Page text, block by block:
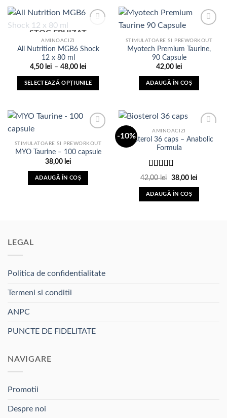
Adauga
STOC EPUIZAT
AMINOACIZI
All Nutrition MGB6 Shock
12 x 80 ml
4,50 lei – 48,00 leiInterval
prețuri:
4,50 lei
SELECTEAZĂ OPȚIUNILE
are
variații.
Opțiunile
pot
fi
Adauga
STIMULATOARE SI PREWORKOUT
Myotech Premium Taurine,
90 Capsule
42,00 lei
ADAUGĂ ÎN COȘ
Adauga
STIMULATOARE SI PREWORKOUT
MYO Taurine – 100 capsule
38,00 lei
ADAUGĂ ÎN COȘ
-10%
dorinte
AMINOACIZI
Biosterol 36 caps – Anabolic
Formula
Evaluat
la
din 5
42,00lei
Prețul
a
fost:
42,00 lei.
38,00 leiPrețul
ADAUGĂ ÎN COȘ
LEGAL
Politica de confidentialitate
Termeni si conditii
ANPC
PUNCTE DE FIDELITATE
NAVIGARE
Promotii
Despre noi